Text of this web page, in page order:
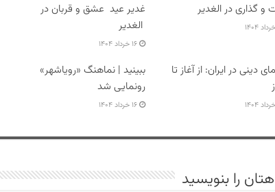
گذاری در الغدیر
غدیر عید عشق و قربان در
الغدیر
۱۶ خرداد ۱۴۰۴
دینی در ایران: از آغاز تا
ببینید | نماهنگ «رویاشهر»
رونمایی شد
۱۶ خرداد ۱۴۰۴
را بنویسید